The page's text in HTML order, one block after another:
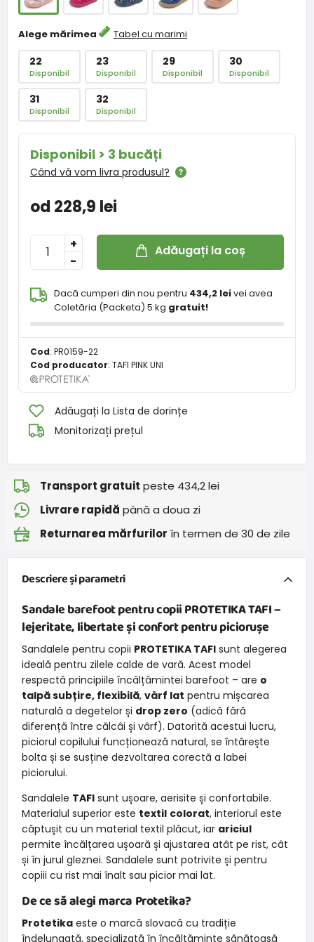
Alege mărimea Tabel cu marimi
22
Disponibil
23
Disponibil
29
Disponibil
30
Disponibil
31
Disponibil
32
Disponibil
Disponibil > 3 bucăți
Când vă vom livra produsul?
od 228,9 lei
-
+ Adăugați la coș
Dacă cumperi din nou pentru 434,2 leivei avea
Coletăria (Packeta) 5 kg gratuit!
Cod: PR0159-22
Cod producator: TAFI PINK UNI
Adăugați la Lista de dorințe
Monitorizați prețul
Transport gratuit peste 434,2 lei
Livrare rapidă până a doua zi
Returnarea mărfurilor în termen de 30 de zile
Descriere și parametri
Sandale barefoot pentru copii PROTETIKA TAFI –
lejeritate, libertate și confort pentru piciorușe
Sandalele pentru copii PROTETIKA TAFIsunt alegerea
ideală pentru zilele calde de vară. Acest model
respectă principiile încălțămintei barefoot – are o
talpă subțire, flexibilă, vârf lat pentru mișcarea
naturală a degetelor și drop zero (adică fără
diferență între călcâi și vârf). Datorită acestui lucru,
piciorul copilului funcționează natural, se întărește
bolta și se susține dezvoltarea corectă a labei
piciorului.
Sandalele TAFIsunt ușoare, aerisite și confortabile.
Materialul superior este textil colorat, interiorul este
căptușit cu un material textil plăcut, iar ariciul
permite încălțarea ușoară și ajustarea atât pe rist, cât
și în jurul gleznei. Sandalele sunt potrivite și pentru
copiii cu rist mai înalt sau picior mai lat.
De ce să alegi marca Protetika?
Protetikaeste o marcă slovacă cu tradiție
îndelungată, specializată în încălțăminte sănătoasă